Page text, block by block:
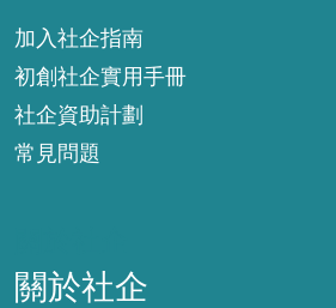
加入社企指南
初創社企實用手冊
社企資助計劃
常見問題
關於社企